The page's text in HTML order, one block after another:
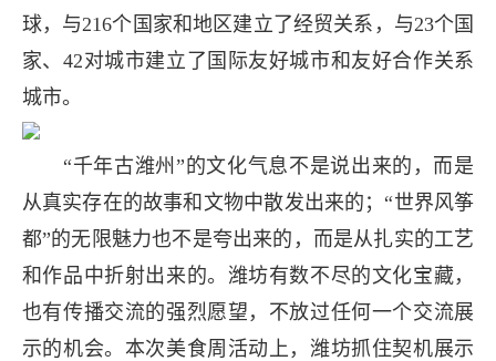
球，与216个国家和地区建立了经贸关系，与23个国
家、42对城市建立了国际友好城市和友好合作关系
城市。
“千年古潍州”的文化气息不是说出来的，而是
从真实存在的故事和文物中散发出来的；“世界风筝
都”的无限魅力也不是夸出来的，而是从扎实的工艺
和作品中折射出来的。潍坊有数不尽的文化宝藏，
也有传播交流的强烈愿望，不放过任何一个交流展
示的机会。本次美食周活动上，潍坊抓住契机展示